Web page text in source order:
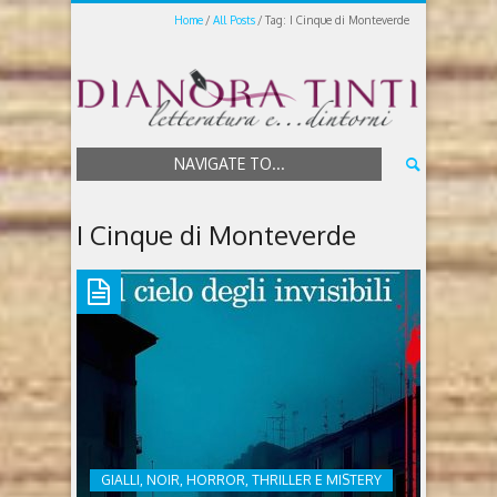
Home All Posts Tag: I Cinque di Monteverde
NAVIGATE TO...
I Cinque di Monteverde
GIALLI, NOIR, HORROR, THRILLER E MISTERY